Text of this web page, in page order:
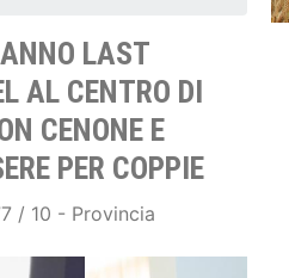
LAST
AL CENTRO DI
CENONE E
PER COPPIE
/ 10 - Provincia